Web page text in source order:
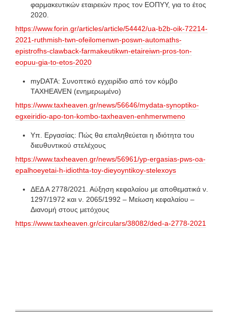
φαρμακευτικών εταιρειών προς τον ΕΟΠΥΥ, για το έτος
2020.
https://www.forin.gr/articles/article/54442/ua-b2b-oik-72214-
2021-ruthmish-twn-ofeilomenwn-poswn-automaths-
epistrofhs-clawback-farmakeutikwn-etaireiwn-pros-ton-
eopuu-gia-to-etos-2020
myDATA: Συνοπτικό εγχειρίδιο από τον κόμβο
TAXHEAVEN (ενημερωμένο)
https://www.taxheaven.gr/news/56646/mydata-synoptiko-
egxeiridio-apo-ton-kombo-taxheaven-enhmerwmeno
Υπ. Εργασίας: Πώς θα επαληθεύεται η ιδιότητα του
διευθυντικού στελέχους
https://www.taxheaven.gr/news/56961/yp-ergasias-pws-oa-
epalhoeyetai-h-idiothta-toy-dieyoyntikoy-stelexoys
ΔΕΔ Α 2778/2021. Αύξηση κεφαλαίου με αποθεματικά ν.
1297/1972 και ν. 2065/1992 – Μείωση κεφαλαίου –
Διανομή στους μετόχους
https://www.taxheaven.gr/circulars/38082/ded-a-2778-2021